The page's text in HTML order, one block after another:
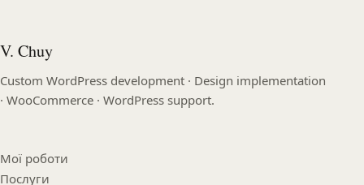
V. Chuy
Custom WordPress development · Design implementation
· WooCommerce · WordPress support.
Мої роботи
Послуги